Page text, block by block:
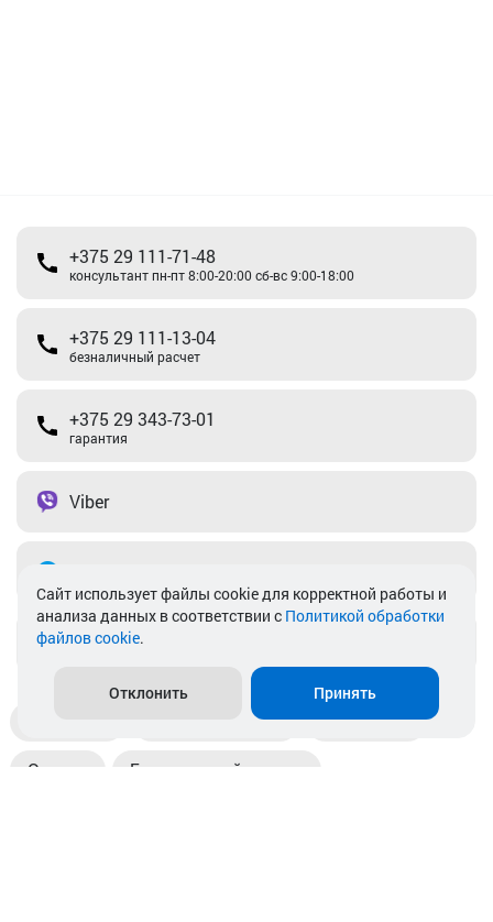
+375 29 111-71-48
консультант пн-пт 8:00-20:00 сб-вс 9:00-18:00
+375 29 111-13-04
безналичный расчет
+375 29 343-73-01
гарантия
Viber
info@akkamulik.by
Пункты выдачи Магазины
Оплата Безналичный расчет
Cайт использует файлы cookie для корректной работы и
анализа данных в соответствии с Политикой обработки
файлов cookie.
Отклонить Принять